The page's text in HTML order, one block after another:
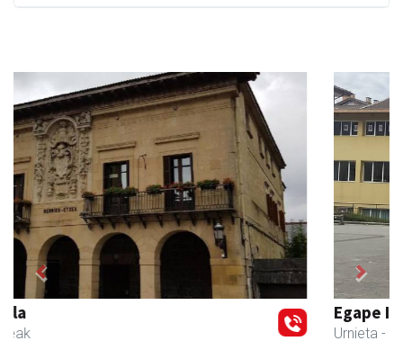
Egape Ikastola
Urnieta
Previous Next